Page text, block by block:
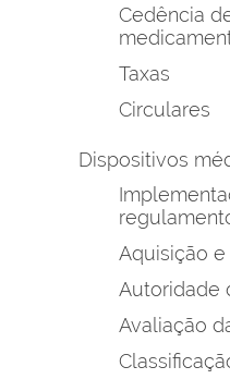
Cedência
Taxas
Circulares
Dispositivos
Aquisição
Autoridade
Avaliação